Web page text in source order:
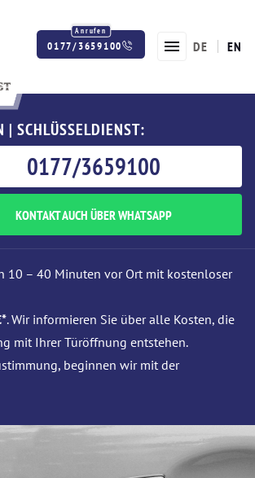
0177/3659100 DE EN
| SCHLÜSSELDIENST:
0177/3659100
KONTAKT AUCH ÜBER WHATSAPP
10 – 40 Minuten vor Ort mit kostenloser
. Wir informieren Sie über alle Kosten, die
mit Ihrer Türöffnung entstehen.
beginnen wir mit der